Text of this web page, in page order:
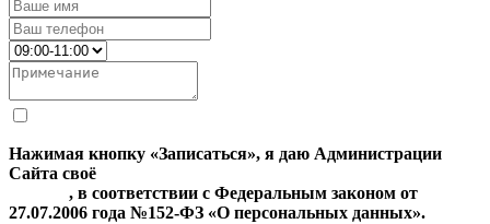
Нажимая кнопку «Записаться», я даю Администрации
Сайта своё
, в соответствии с Федеральным законом от
27.07.2006 года №152-ФЗ «О персональных данных».